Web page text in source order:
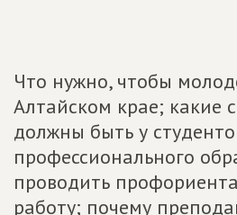
Что нужно, чтобы
Алтайском крае; какие
должны быть у
профессионального
проводить
работу; почему